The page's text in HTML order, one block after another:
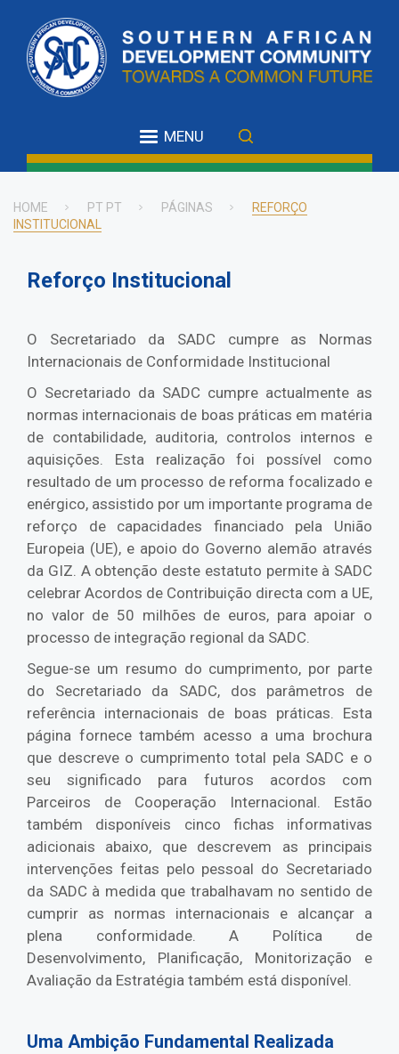
main
content
MENU
Breadcrumb
HOME PT PT PÁGINAS
REFORÇO
INSTITUCIONAL
Reforço Institucional
O Secretariado da SADC cumpre as Normas
Internacionais de Conformidade Institucional
O Secretariado da SADC cumpre actualmente as
normas internacionais de boas práticas em matéria
de contabilidade, auditoria, controlos internos e
aquisições. Esta realização foi possível como
resultado de um processo de reforma focalizado e
enérgico, assistido por um importante programa de
reforço de capacidades financiado pela União
Europeia (UE), e apoio do Governo alemão através
da GIZ. A obtenção deste estatuto permite à SADC
celebrar Acordos de Contribuição directa com a UE,
no valor de 50 milhões de euros, para apoiar o
processo de integração regional da SADC.
Segue-se um resumo do cumprimento, por parte
do Secretariado da SADC, dos parâmetros de
referência internacionais de boas práticas. Esta
página fornece também acesso a uma brochura
que descreve o cumprimento total pela SADC e o
seu significado para futuros acordos com
Parceiros de Cooperação Internacional. Estão
também disponíveis cinco fichas informativas
adicionais abaixo, que descrevem as principais
intervenções feitas pelo pessoal do Secretariado
da SADC à medida que trabalhavam no sentido de
cumprir as normas internacionais e alcançar a
plena conformidade. A Política de
Desenvolvimento, Planificação, Monitorização e
Avaliação da Estratégia também está disponível.
Uma Ambição Fundamental Realizada